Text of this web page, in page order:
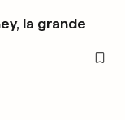
la grande